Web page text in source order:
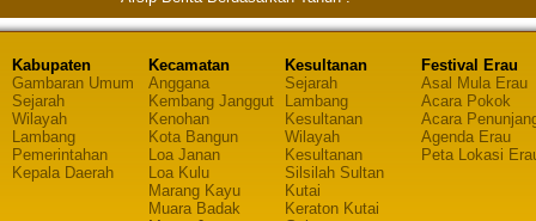
Kabupaten
Gambaran Umum
Sejarah
Wilayah
Lambang
Pemerintahan
Kepala Daerah
Kecamatan
Anggana
Kembang Janggut
Kenohan
Kota Bangun
Loa Janan
Loa Kulu
Marang Kayu
Muara Badak
Kesultanan
Sejarah
Lambang
Kesultanan
Wilayah
Kesultanan
Silsilah Sultan
Kutai
Keraton Kutai
Festival Erau
Asal Mula Erau
Acara Pokok
Acara
Agenda Erau
Peta Lokasi